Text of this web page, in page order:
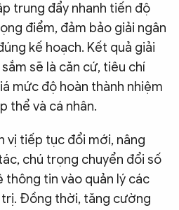
trung đẩy nhanh tiến độ
điểm, đảm bảo giải ngân
kế hoạch. Kết quả giải
sẽ là căn cứ, tiêu chí
mức độ hoàn thành nhiệm
thể và cá nhân.
vị tiếp tục đổi mới, nâng
chú trọng chuyển đổi số
thông tin vào quản lý các
trị. Đồng thời, tăng cường